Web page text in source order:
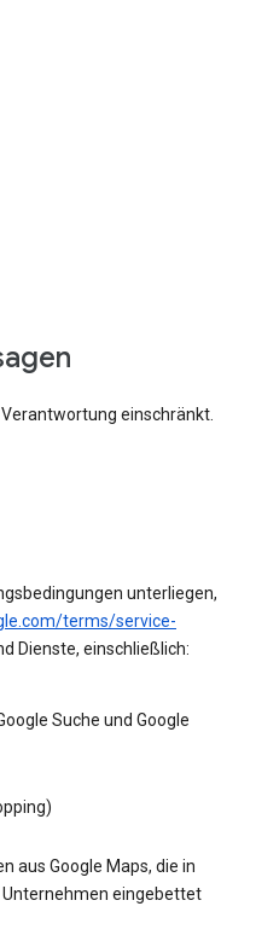
einschränkt.
unterliegen,
terms/service-
Dienste, einschließlich:
Suche und Google
aus Google Maps, die in
eingebettet